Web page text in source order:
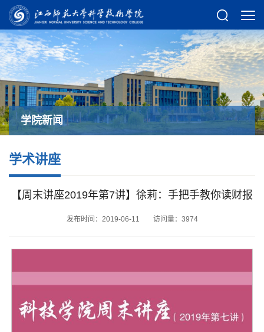
学院新闻
学术讲座
【周末讲座2019年第7讲】徐莉：手把手教你读财报
发布时间：2019-06-11 访问量： 3974